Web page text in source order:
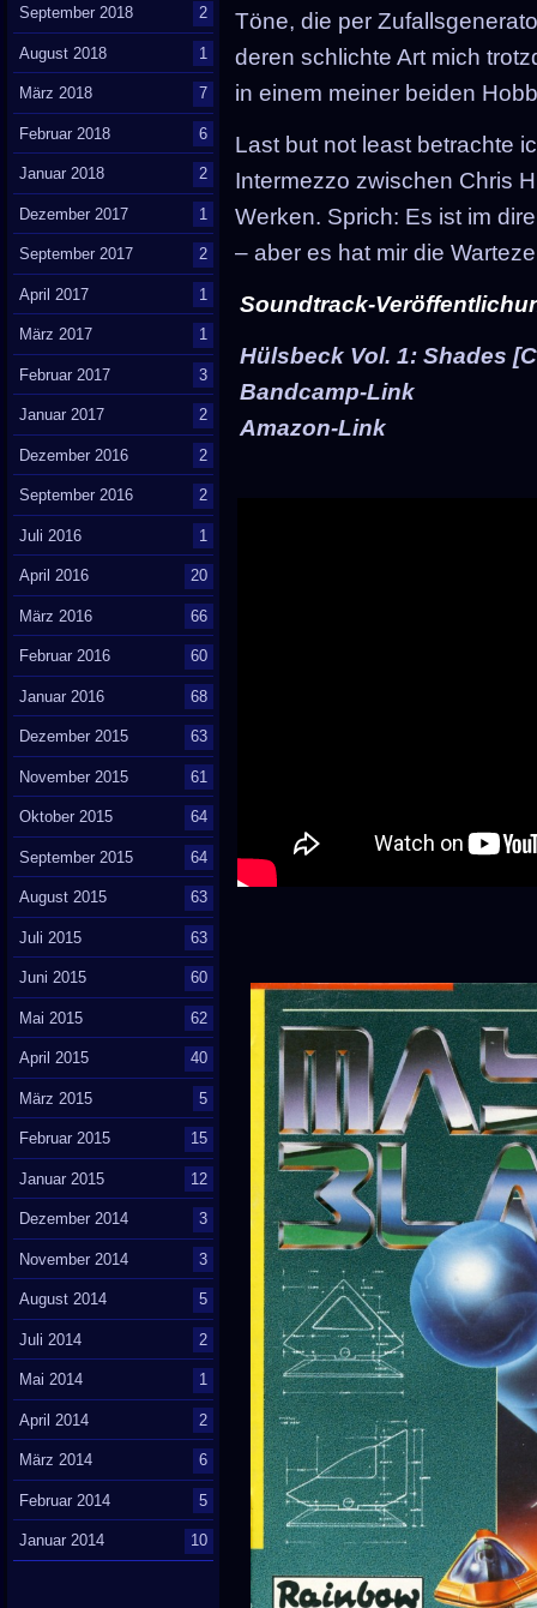
Töne, die per
deren schlichte Art mich
in einem meiner beiden
Last but not least betrachte
Intermezzo zwischen Chris
Werken. Sprich: Es ist im
– aber es hat mir die
Soundtrack-
Hülsbeck Vol. 1: Shades
Bandcamp-Link
Amazon-Link
September 2018 2
August 2018 1
März 2018 7
Februar 2018 6
Januar 2018 2
Dezember 2017 1
September 2017 2
April 2017 1
März 2017 1
Februar 2017 3
Januar 2017 2
Dezember 2016 2
September 2016 2
Juli 2016 1
April 2016 20
März 2016 66
Februar 2016 60
Januar 2016 68
Dezember 2015 63
November 2015 61
Oktober 2015 64
September 2015 64
August 2015 63
Juli 2015 63
Juni 2015 60
Mai 2015 62
April 2015 40
März 2015 5
Februar 2015 15
Januar 2015 12
Dezember 2014 3
November 2014 3
August 2014 5
Juli 2014 2
Mai 2014 1
April 2014 2
März 2014 6
Februar 2014 5
Januar 2014 10